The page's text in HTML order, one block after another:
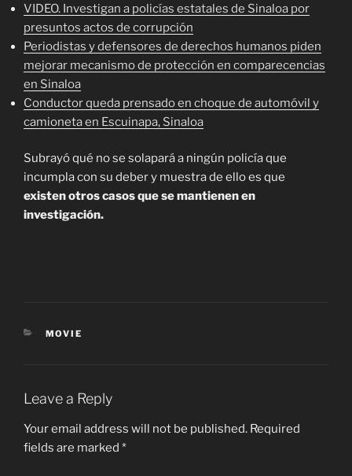
VIDEO. Investigan a policías estatales de Sinaloa por
presuntos actos de corrupción
Periodistas y defensores de derechos humanos piden
mejorar mecanismo de protección en comparecencias
en Sinaloa
Conductor queda prensado en choque de automóvil y
camioneta en Escuinapa, Sinaloa
Subrayó qué no se solapará a ningún policía que
incumpla con su deber y muestra de ello es que
existen otros casos que se mantienen en
investigación.
CATEGORIES
MOVIE
Leave a Reply
Your email address will not be published. Required
fields are marked *